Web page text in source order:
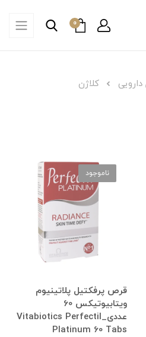
0
کلاژن
قرص پرفکتیل پلاتینیوم
ویتابیوتیکس 60
عددی_Vitabiotics Perfectil
Platinum 60 Tabs
ناموجود